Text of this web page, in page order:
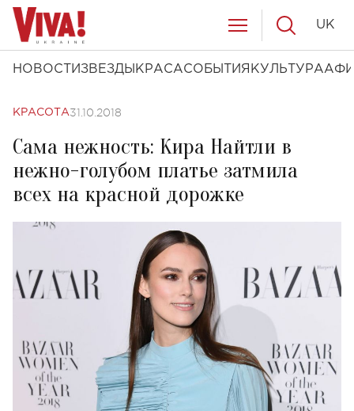
НОВОСТИ ЗВЕЗДЫ КРАСАСОБЫТИЯ КУЛЬТУРА
UK
КРАСОТА31.10.2018
Сама нежность: Кира Найтли в
нежно-голубом платье затмила
всех на красной дорожке